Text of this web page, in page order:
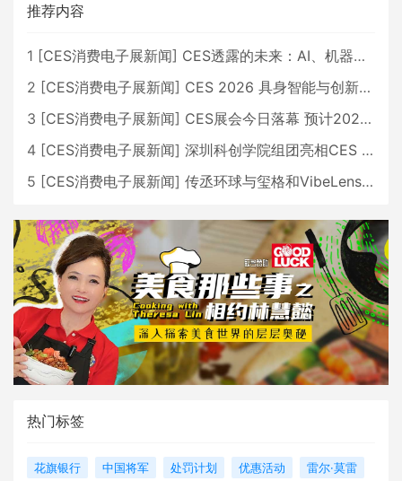
推荐内容
1 [CES消费电子展新闻] CES透露的未来：AI、机器人与智能生活大爆发
2 [CES消费电子展新闻] CES 2026 具身智能与创新领域 中国公司大放异彩
3 [CES消费电子展新闻] CES展会今日落幕 预计2026行业收入将超五千亿美元
4 [CES消费电子展新闻] 深圳科创学院组团亮相CES 广受好评
5 [CES消费电子展新闻] 传丞环球与玺格和VibeLens共同推出全新耳机
热门标签
花旗银行 中国将军 处罚计划 优惠活动
雷尔·莫雷